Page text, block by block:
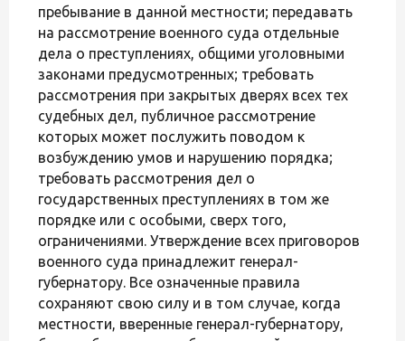
пребывание в данной местности; передавать
на рассмотрение военного суда отдельные
дела о преступлениях, общими уголовными
законами предусмотренных; требовать
рассмотрения при закрытых дверях всех тех
судебных дел, публичное рассмотрение
которых может послужить поводом к
возбуждению умов и нарушению порядка;
требовать рассмотрения дел о
государственных преступлениях в том же
порядке или с особыми, сверх того,
ограничениями. Утверждение всех приговоров
военного суда принадлежит генерал-
губернатору. Все означенные правила
сохраняют свою силу и в том случае, когда
местности, вверенные генерал-губернатору,